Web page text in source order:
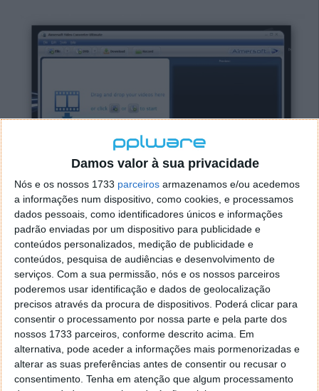
Damos valor à sua privacidade
Nós e os nossos 1733 parceiros armazenamos e/ou acedemos
a informações num dispositivo, como cookies, e processamos
dados pessoais, como identificadores únicos e informações
padrão enviadas por um dispositivo para publicidade e
conteúdos personalizados, medição de publicidade e
conteúdos, pesquisa de audiências e desenvolvimento de
serviços. Com a sua permissão, nós e os nossos parceiros
poderemos usar identificação e dados de geolocalização
precisos através da procura de dispositivos. Poderá clicar para
consentir o processamento por nossa parte e pela parte dos
nossos 1733 parceiros, conforme descrito acima. Em
alternativa, pode aceder a informações mais pormenorizadas e
alterar as suas preferências antes de consentir ou recusar o
consentimento. Tenha em atenção que algum processamento
VSDC Free Video Converter, não é
apenas mais um conversor
25 SET 2012· SOFTWARE 11 COMENTÁRIOS
Hoje em dia existem ferramentas para tudo e mais
alguma coisa! A variedade é tanta que começamos a